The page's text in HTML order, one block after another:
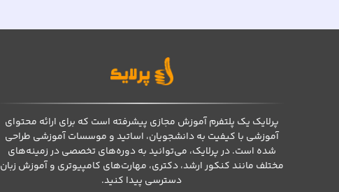
پرلایک یک پلتفرم آموزش مجازی پیشرفته است که برای ارائه محتوای
آموزشی با کیفیت به دانشجویان، اساتید و موسسات آموزشی طراحی
شده است. در پرلایک، می‌توانید به دوره‌های تخصصی در زمینه‌های
مختلف مانند کنکور ارشد، دکتری، مهارت‌های کامپیوتری و آموزش زبان
دسترسی پیدا کنید.